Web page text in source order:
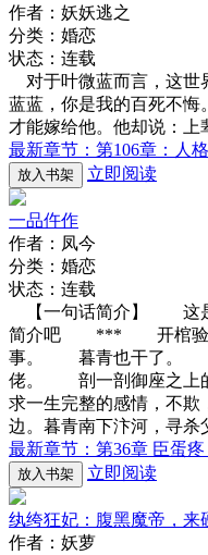
作者：妖妖逃之
分类：婚恋
状态：连载
对于叶微蓝而言，这世
蓝蓝，你是我的百死不
才能嫁给他。他却说：
最新章节：第106章：人
放入书架 立即阅读
一品仵作
作者：凤今
分类：婚恋
状态：连载
【一句话简介】 这是
简介吧 *** 开棺验尸、
事。 暮青也干了。 但
佬。 剖一剖御座之上的
求一生完整的感情，
边。暮青南下汴河，寻
最新章节：第36章 臣蛋疼
放入书架 立即阅读
纨绔狂妃：腹黑魔帝，来
作者：妖萝